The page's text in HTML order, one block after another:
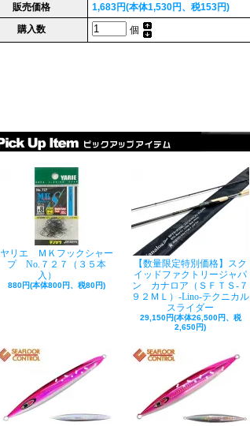
販売価格
1,683円(本体1,530円、税153円)
購入数
個
ヤリエ ＭＫフックシャー
プ No.７２７（３５本
入）
880円(本体800円、税80円)
【数量限定特別価格】スク
イッドファクトリージャパ
ン カナロア（ＳＦＴＳ-７
９２ＭＬ）-Lino-テクニカル
スライダー
29,150円(本体26,500円、税
2,650円)